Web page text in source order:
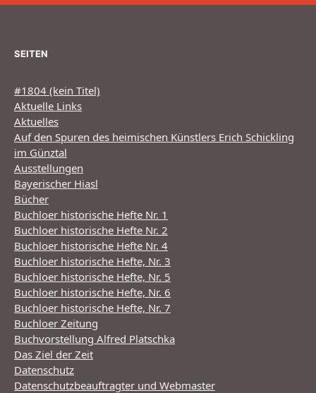
SEITEN
#1804 (kein Titel)
Aktuelle Links
Aktuelles
Auf den Spuren des heimischen Künstlers Erich Schickling
im Günztal
Ausstellungen
Bayerischer Hiasl
Bücher
Buchloer historische Hefte Nr. 1
Buchloer historische Hefte Nr. 2
Buchloer historische Hefte Nr. 4
Buchloer historische Hefte, Nr. 3
Buchloer historische Hefte, Nr. 5
Buchloer historische Hefte, Nr. 6
Buchloer historische Hefte, Nr. 7
Buchloer Zeitung
Buchvorstellung Alfred Platschka
Das Ziel der Zeit
Datenschutz
Datenschutzbeauftragter und Webmaster